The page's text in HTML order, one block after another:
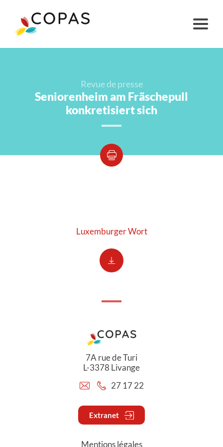
Revue de presse
Seniorenheim am Fräschepull
konkretisiert sich
Luxemburger Wort
7A rue de Turi
L-3378 Livange
27 17 22
Extranet
Mentions légales